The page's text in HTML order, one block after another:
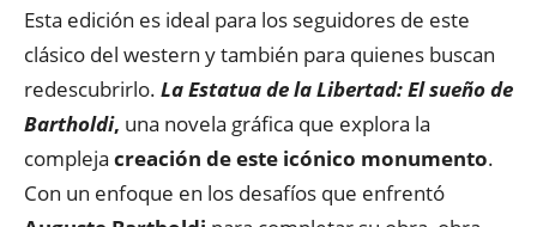
Esta edición es ideal para los seguidores de este
clásico del western y también para quienes buscan
redescubrirlo. La Estatua de la Libertad: El sueño de
Bartholdi, una novela gráfica que explora la
compleja creación de este icónico monumento.
Con un enfoque en los desafíos que enfrentó